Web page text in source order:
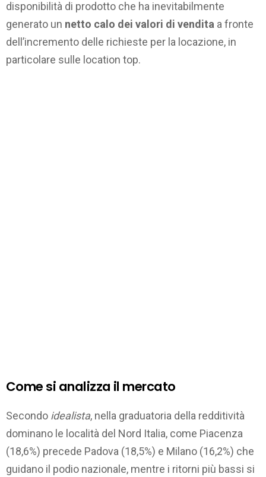
disponibilità di prodotto che ha inevitabilmente
generato un netto calo dei valori di vendita a fronte
dell’incremento delle richieste per la locazione, in
particolare sulle location top.
Come si analizza il mercato
Secondo idealista, nella graduatoria della redditività
dominano le località del Nord Italia, come Piacenza
(18,6%) precede Padova (18,5%) e Milano (16,2%) che
guidano il podio nazionale, mentre i ritorni più bassi si